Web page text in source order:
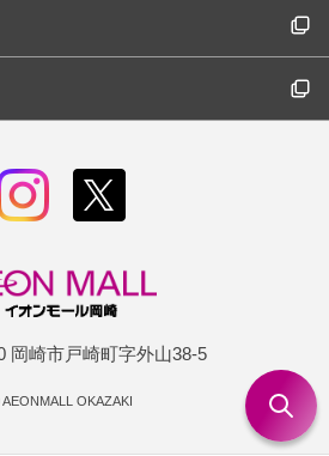
岡崎市戸崎町字外山38-5
AEONMALL OKAZAKI